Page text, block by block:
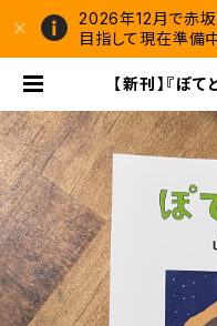
2026年12月で赤坂
目指して現在準備中
【新刊】『ぽ